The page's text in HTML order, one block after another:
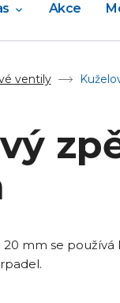
Akce
ventily
mm se